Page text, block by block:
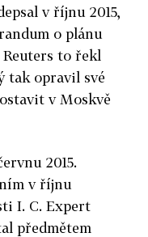
v říjnu 2015,
o plánu
to řekl
tak opravil své
v Moskvě
2015.
v říjnu
I. C. Expert
předmětem